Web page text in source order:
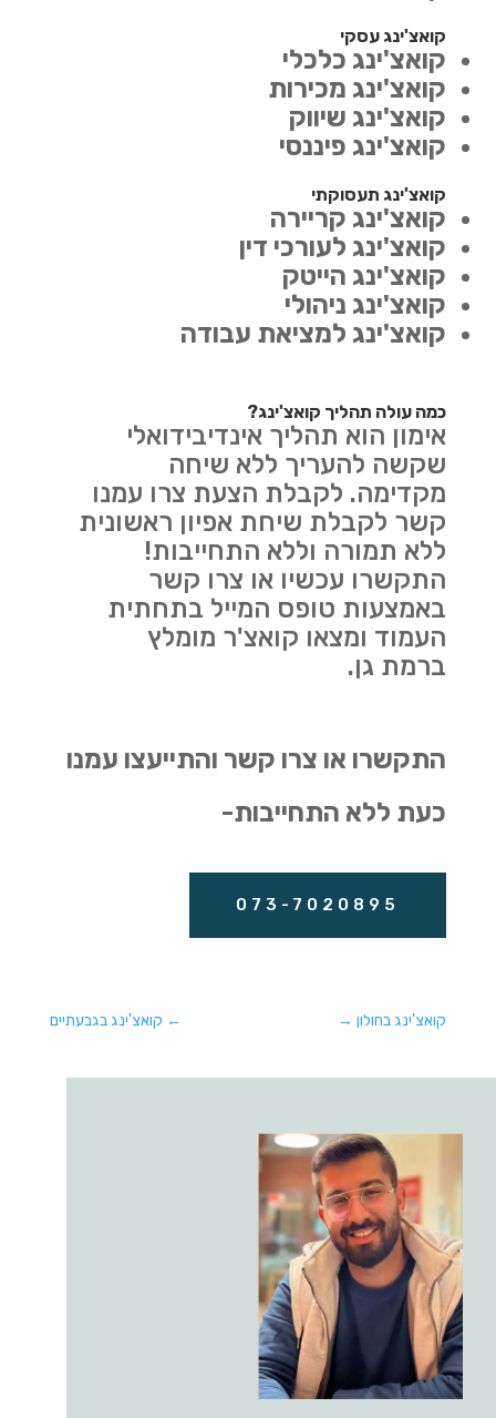
קואצ'ינג עסקי
קואצ'ינג כלכלי
קואצ'ינג מכירות
קואצ'ינג שיווק
קואצ'ינג פיננסי
קואצ'ינג תעסוקתי
קואצ'ינג קריירה
קואצ'ינג לעורכי דין
קואצ'ינג הייטק
קואצ'ינג ניהולי
קואצ'ינג למציאת עבודה
כמה עולה תהליך קואצ'ינג?
אימון הוא תהליך אינדיבידואלי
שקשה להעריך ללא שיחה
מקדימה. לקבלת הצעת צרו עמנו
קשר לקבלת שיחת אפיון ראשונית
ללא תמורה וללא התחייבות!
התקשרו עכשיו או צרו קשר
באמצעות טופס המייל בתחתית
העמוד ומצאו קואצ'ר מומלץ
ברמת גן.
התקשרו או צרו קשר והתייעצו עמנו
כעת ללא התחייבות-
073-7020895
← קואצ'ינג בגבעתיים קואצ'ינג בחולון→